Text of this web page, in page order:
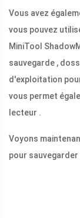
Vous avez
vous pouvez
MiniTool
sauvegarde ,
d'exploitation
vous permet
lecteur .
Voyons
pour